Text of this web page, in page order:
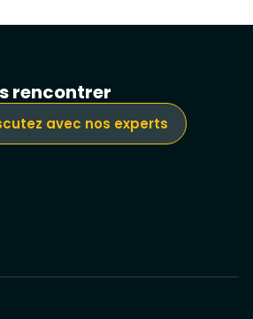
rencontrer
avec nos experts